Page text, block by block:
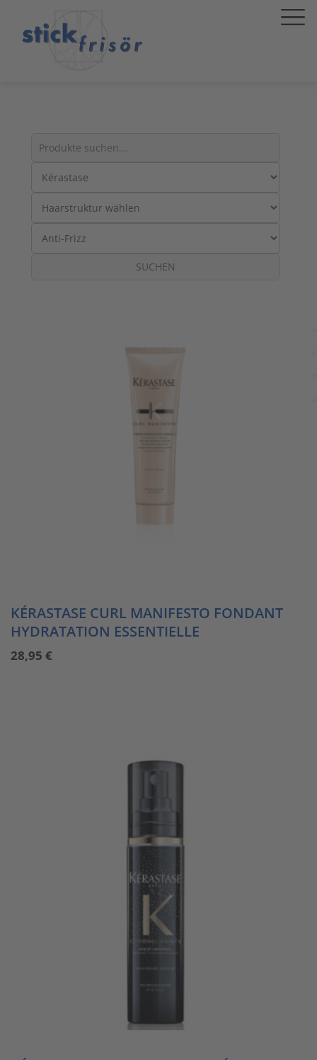
Suche
Produkten:
SUCHEN
KÉRASTASE CURL MANIFESTO FONDANT
HYDRATATION ESSENTIELLE
28,95 €